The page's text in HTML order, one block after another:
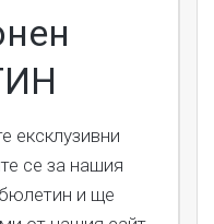
ексклузивни
се за нашия
и ще